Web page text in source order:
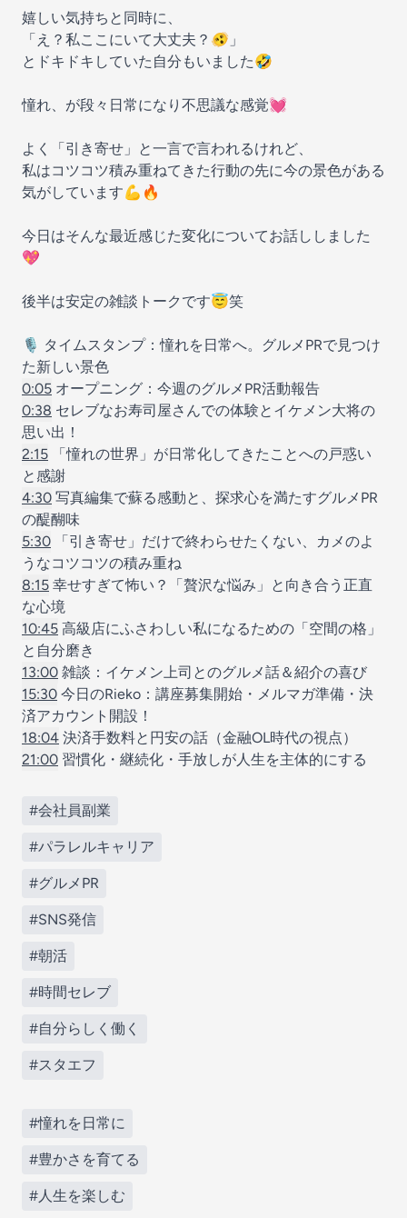
嬉しい気持ちと同時に、
「え？私ここにいて大丈夫？🫨」
とドキドキしていた自分もいました🤣
憧れ、が段々日常になり不思議な感覚💓
よく「引き寄せ」と一言で言われるけれど、
私はコツコツ積み重ねてきた行動の先に今の景色がある
気がしています💪🔥
今日はそんな最近感じた変化についてお話ししました
💖
後半は安定の雑談トークです😇笑
🎙️ タイムスタンプ：憧れを日常へ。グルメPRで見つけ
た新しい景色
0:05 オープニング：今週のグルメPR活動報告
0:38 セレブなお寿司屋さんでの体験とイケメン大将の
思い出！
2:15 「憧れの世界」が日常化してきたことへの戸惑い
と感謝
4:30 写真編集で蘇る感動と、探求心を満たすグルメPR
の醍醐味
5:30 「引き寄せ」だけで終わらせたくない、カメのよ
うなコツコツの積み重ね
8:15 幸せすぎて怖い？「贅沢な悩み」と向き合う正直
な心境
10:45 高級店にふさわしい私になるための「空間の格」
と自分磨き
13:00 雑談：イケメン上司とのグルメ話＆紹介の喜び
15:30 今日のRieko：講座募集開始・メルマガ準備・決
済アカウント開設！
18:04 決済手数料と円安の話（金融OL時代の視点）
21:00 習慣化・継続化・手放しが人生を主体的にする
#会社員副業
#パラレルキャリア
#グルメPR
#SNS発信
#朝活
#時間セレブ
#自分らしく働く
#スタエフ
#憧れを日常に
#豊かさを育てる
#人生を楽しむ